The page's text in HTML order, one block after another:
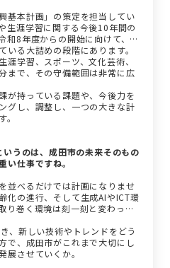
基本計画」の策定を担当してい
生涯学習に関する今後10年間の
和8年度からの開始に向けて、ま
いる大詰めの段階にあります。
学習、スポーツ、文化芸術、
まで、その守備範囲は非常に広
が持っている課題や、今後力を
グし、調整し、一つの大きな計
うのは、成田市の未来そのもの
い仕事ですね。
並べるだけでは計画になりませ
化の進行、そして生成AIやICT環
り巻く環境は刻一刻と変わって
、新しい技術やトレンドをどう
で、成田市がこれまで大切にし
展させていくか。